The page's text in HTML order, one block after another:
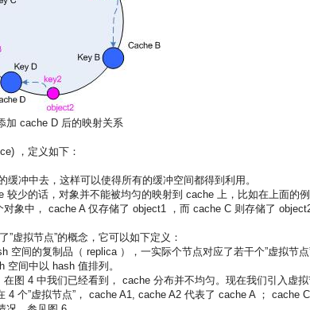
加 cache D 后的映射关系
，定义如下：
冲中去，这样可以使得所有的缓冲空间都得到利用。
较少的话，对象并不能被均匀的映射到 cache 上，比如在上面的
象中， cache A 仅存储了 object1 ，而 cache C 则存储了
虚拟节点”的概念，它可以如下定义：
空间的复制品（ replica ），一实际个节点对应了若干个”虚拟节点
空间中以 hash 值排列。
图 4 中我们已经看到， cache 分布并不均匀。现在我们引入虚拟
4 个”虚拟节点”， cache A1, cache A2 代表了 cache A ； cache